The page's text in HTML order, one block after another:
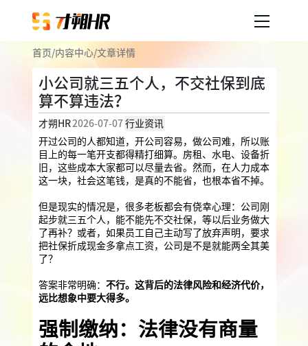
企业人事外包
用工外包
业务外包 岗位外包 灵活用工
员工福利
员工体验 员工商保 员工关怀 员工培训
福利采购
法务咨询
企业助残残保业务
服务案例
内容中心
关于才朔
公司介绍
加入我们
服务优势
首页/内容中心/文章详情
小公司就三五个人，不交社保到底
算不算违法？
才朔HR2026-07-07 行业资讯
开过公司的人都知道，开公司容易，做公司难，所以账
目上的每一笔开支都得精打细算。房租、水电、设备折
旧，这些成本大家都可以尽量去省。然而，在人力成本
这一块，社会这笔钱，是真的不能省，也根本省不掉。
但是现实的情况是，很多老板都会有侥幸心理：公司刚
起步就三五个人，能不能先不交社保，等以后业务做大
了再补？或者，如果员工自己主动写了放弃声明，要求
把社保折成现金多拿点工资，公司是不是就能两全其美
了？
答案非常明确： 不行。这背后的法律风险和经济代价，
远比想象中要大得多。
强制缴纳：法律没有商量